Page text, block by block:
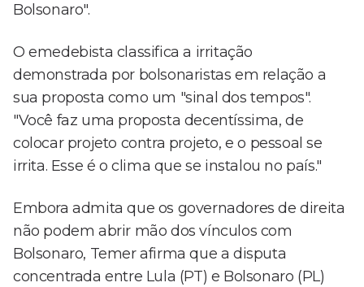
Bolsonaro".
O emedebista classifica a irritação
demonstrada por bolsonaristas em relação a
sua proposta como um "sinal dos tempos".
"Você faz uma proposta decentíssima, de
colocar projeto contra projeto, e o pessoal se
irrita. Esse é o clima que se instalou no país."
Embora admita que os governadores de direita
não podem abrir mão dos vínculos com
Bolsonaro, Temer afirma que a disputa
concentrada entre Lula (PT) e Bolsonaro (PL)